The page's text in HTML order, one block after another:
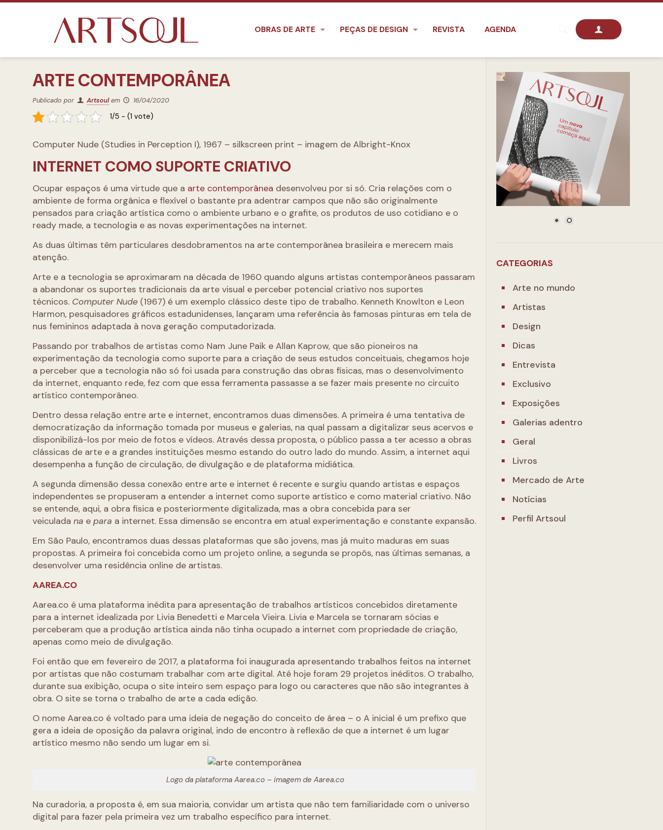
OBRAS DE ARTE PEÇAS DE DESIGN REVISTA AGENDA
ARTE CONTEMPORÂNEA
Publicado por Artsoul em 16/04/2020
1/5 - (1 vote)
Computer Nude (Studies in Perception I), 1967 – silkscreen print – imagem de Albright-Knox
INTERNET COMO SUPORTE CRIATIVO
Ocupar espaços é uma virtude que a arte contemporânea desenvolveu por si só. Cria relações com o
ambiente de forma orgânica e flexível o bastante pra adentrar campos que não são originalmente
pensados para criação artística como o ambiente urbano e o grafite, os produtos de uso cotidiano e o
ready made, a tecnologia e as novas experimentações na internet.
As duas últimas têm particulares desdobramentos na arte contemporânea brasileira e merecem mais
atenção.
Arte e a tecnologia se aproximaram na década de 1960 quando alguns artistas contemporâneos passaram
a abandonar os suportes tradicionais da arte visual e perceber potencial criativo nos suportes
técnicos. Computer Nude (1967) é um exemplo clássico deste tipo de trabalho. Kenneth Knowlton e Leon
Harmon, pesquisadores gráficos estadunidenses, lançaram uma referência às famosas pinturas em tela de
nus femininos adaptada à nova geração computadorizada.
Passando por trabalhos de artistas como Nam June Paik e Allan Kaprow, que são pioneiros na
experimentação da tecnologia como suporte para a criação de seus estudos conceituais, chegamos hoje
a perceber que a tecnologia não só foi usada para construção das obras físicas, mas o desenvolvimento
da internet, enquanto rede, fez com que essa ferramenta passasse a se fazer mais presente no circuito
artístico contemporâneo.
Dentro dessa relação entre arte e internet, encontramos duas dimensões. A primeira é uma tentativa de
democratização da informação tomada por museus e galerias, na qual passam a digitalizar seus acervos e
disponibilizá-los por meio de fotos e vídeos. Através dessa proposta, o público passa a ter acesso a obras
clássicas de arte e a grandes instituições mesmo estando do outro lado do mundo. Assim, a internet aqui
desempenha a função de circulação, de divulgação e de plataforma midiática.
A segunda dimensão dessa conexão entre arte e internet é recente e surgiu quando artistas e espaços
independentes se propuseram a entender a internet como suporte artístico e como material criativo. Não
se entende, aqui, a obra física e posteriormente digitalizada, mas a obra concebida para ser
veiculadana epara a internet. Essa dimensão se encontra em atual experimentação e constante expansão.
Em São Paulo, encontramos duas dessas plataformas que são jovens, mas já muito maduras em suas
propostas. A primeira foi concebida como um projeto online, a segunda se propôs, nas últimas semanas, a
desenvolver uma residência online de artistas.
AAREA.CO
Aarea.co é uma plataforma inédita para apresentação de trabalhos artísticos concebidos diretamente
para a internet idealizada por Livia Benedetti e Marcela Vieira. Livia e Marcela se tornaram sócias e
perceberam que a produção artística ainda não tinha ocupado a internet com propriedade de criação,
apenas como meio de divulgação.
Foi então que em fevereiro de 2017, a plataforma foi inaugurada apresentando trabalhos feitos na internet
por artistas que não costumam trabalhar com arte digital. Até hoje foram 29 projetos inéditos. O trabalho,
durante sua exibição, ocupa o site inteiro sem espaço para logo ou caracteres que não são integrantes à
obra. O site se torna o trabalho de arte a cada edição.
O nome Aarea.co é voltado para uma ideia de negação do conceito de área – o A inicial é um prefixo que
gera a ideia de oposição da palavra original, indo de encontro à reflexão de que a internet é um lugar
artístico mesmo não sendo um lugar em si.
Logo da plataforma Aarea.co – imagem de Aarea.co
Na curadoria, a proposta é, em sua maioria, convidar um artista que não tem familiaridade com o universo
digital para fazer pela primeira vez um trabalho específico para internet.
CATEGORIAS
Arte no mundo
Artistas
Design
Dicas
Entrevista
Exclusivo
Exposições
Galerias adentro
Geral
Livros
Mercado de Arte
Notícias
Perfil Artsoul